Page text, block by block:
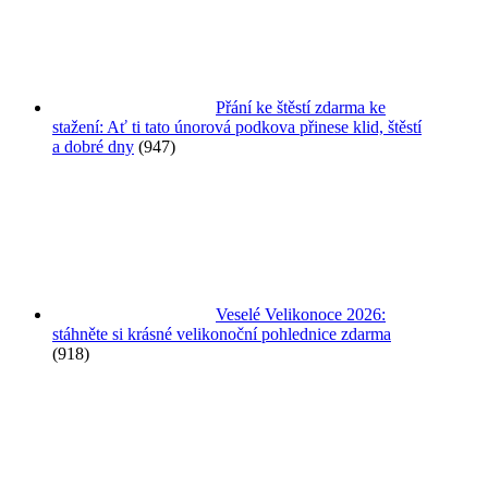
Přání ke štěstí zdarma ke
stažení: Ať ti tato únorová podkova přinese klid, štěstí
a dobré dny (947)
Veselé Velikonoce 2026:
stáhněte si krásné velikonoční pohlednice zdarma
(918)